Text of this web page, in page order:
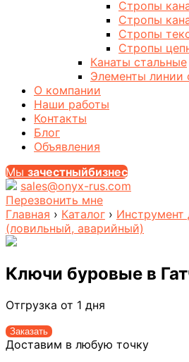
Стропы
Стропы
Стропы
Стропы
Канаты стальные
Элементы линии
О компании
Наши работы
Контакты
Блог
Объявления
Мы зачестныйбизнес
sales@onyx-rus.com
Перезвонить мне
Главная › Каталог › Инструмент
(ловильный, аварийный)
Ключи буровые в
Отгрузка от 1 дня
Заказать
Доставим в любую точку